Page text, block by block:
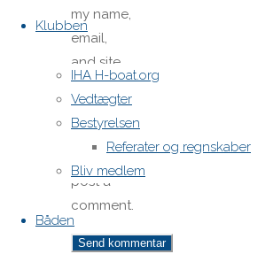
Klubben
IHA H-boat.org
Vedtægter
Bestyrelsen
Referater og regnskaber
Bliv medlem
Båden
my name,
email,
and site
URL in my
browser
for next
post a
comment.